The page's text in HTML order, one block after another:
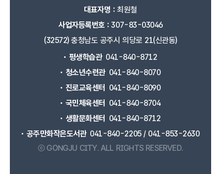
대표자명 :최원철
사업자등록번호 :307-83-03046
(32572) 충청남도 공주시 의당로 21(신관동)
평생학습관 041-840-8712
청소년수련관 041-840-8070
진로교육센터
041-840-8090
국민체육센터
041-840-8704
생활문화센터
041-840-8712
공주만화작은도서관 041-840-2205 / 041-853-2630
ⓒ GONGJU CITY. ALL RIGHTS RESERVED.